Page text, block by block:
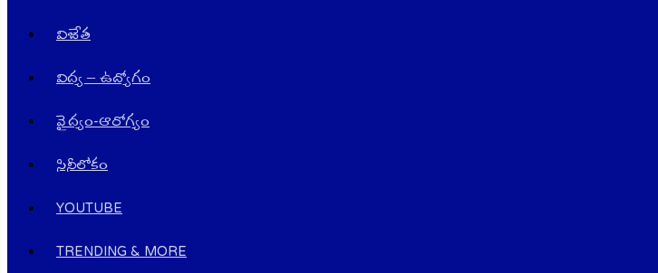
విజేత
విద్య – ఉద్యోగం
వైద్యం-ఆరోగ్యం
సినీలోకం
YOUTUBE
TRENDING & MORE